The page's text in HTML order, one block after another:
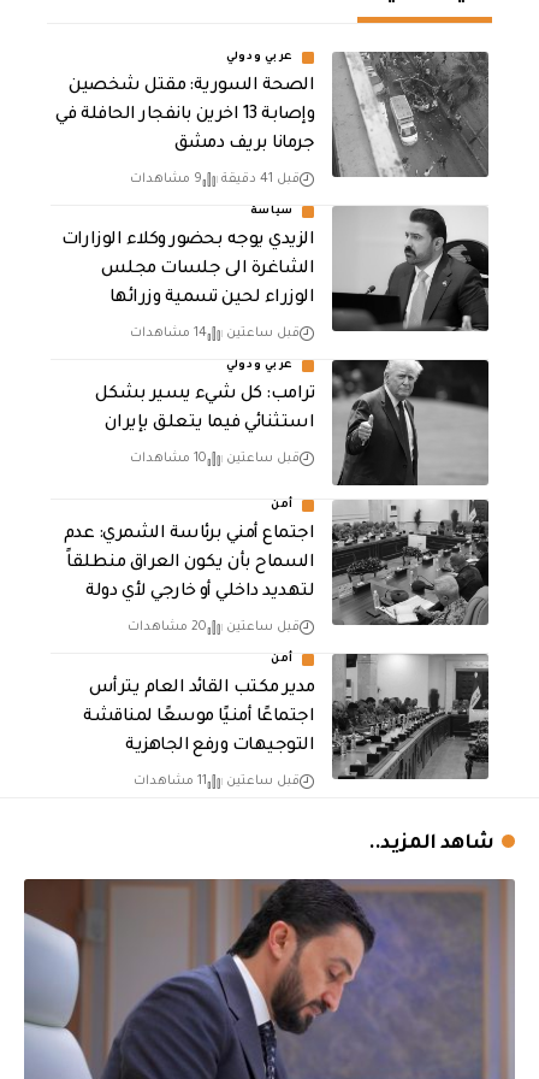
عربي ودولي
الصحة السورية: مقتل شخصين
وإصابة 13 اخرين بانفجار الحافلة في
جرمانا بريف دمشق
قبل 41 دقيقة 9 مشاهدات
سياسة
الزيدي يوجه بحضور وكلاء الوزارات
الشاغرة الى جلسات مجلس
الوزراء لحين تسمية وزرائها
قبل ساعتين 14 مشاهدات
عربي ودولي
ترامب: كل شيء يسير بشكل
استثنائي فيما يتعلق بإيران
قبل ساعتين 10 مشاهدات
أمن
اجتماع أمني برئاسة الشمري: عدم
السماح بأن يكون العراق منطلقاً
لتهديد داخلي أو خارجي لأي دولة
قبل ساعتين 20 مشاهدات
أمن
مدير مكتب القائد العام يترأس
اجتماعًا أمنيًا موسعًا لمناقشة
التوجيهات ورفع الجاهزية
قبل ساعتين 11 مشاهدات
شاهد المزيد..